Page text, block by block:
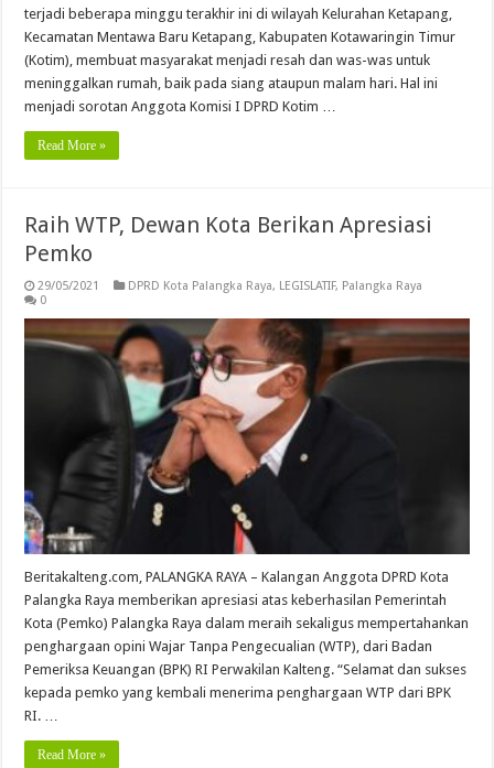
terjadi beberapa minggu terakhir ini di wilayah Kelurahan Ketapang,
Kecamatan Mentawa Baru Ketapang, Kabupaten Kotawaringin Timur
(Kotim), membuat masyarakat menjadi resah dan was-was untuk
meninggalkan rumah, baik pada siang ataupun malam hari. Hal ini
menjadi sorotan Anggota Komisi I DPRD Kotim …
Read More »
Raih WTP, Dewan Kota Berikan Apresiasi
Pemko
29/05/2021 DPRD Kota Palangka Raya, LEGISLATIF, Palangka Raya
0
Beritakalteng.com, PALANGKA RAYA – Kalangan Anggota DPRD Kota
Palangka Raya memberikan apresiasi atas keberhasilan Pemerintah
Kota (Pemko) Palangka Raya dalam meraih sekaligus mempertahankan
penghargaan opini Wajar Tanpa Pengecualian (WTP), dari Badan
Pemeriksa Keuangan (BPK) RI Perwakilan Kalteng. “Selamat dan sukses
kepada pemko yang kembali menerima penghargaan WTP dari BPK
RI. …
Read More »